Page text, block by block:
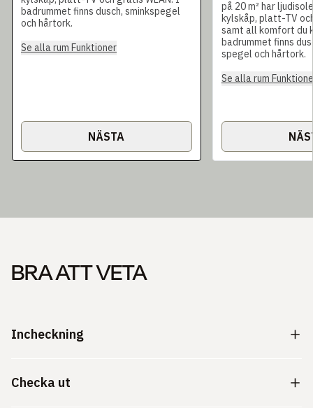
badrummet finns dusch, sminkspegel
och hårtork.
Se alla rum Funktioner
NÄSTA
på 20 m² har
kylskåp, platt-TV
samt all komfort du
badrummet finns
spegel och hårtork.
Se alla rum
BRA ATT VETA
Incheckning
Checka ut